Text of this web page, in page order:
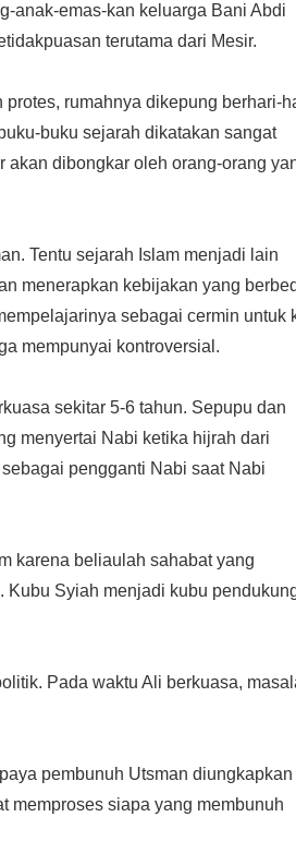
anak-emas-kan keluarga Bani Abdi
terutama dari Mesir.
rumahnya dikepung berhari-
buku sejarah dikatakan sangat
dibongkar oleh orang-orang
Tentu sejarah Islam menjadi lain
menerapkan kebijakan yang
sebagai cermin untuk
mempunyai kontroversial.
sekitar 5-6 tahun. Sepupu dan
menyertai Nabi ketika hijrah dari
pengganti Nabi saat Nabi
karena beliaulah sahabat yang
Kubu Syiah menjadi kubu
Pada waktu Ali berkuasa,
pembunuh Utsman diungkapkan
memproses siapa yang membunuh